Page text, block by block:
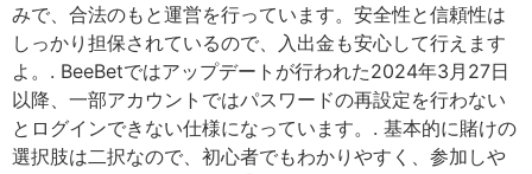
みで、合法のもと運営を行っています。安全性と信頼性は
しっかり担保されているので、入出金も安心して行えます
よ。. BeeBetではアップデートが行われた2024年3月27日
以降、一部アカウントではパスワードの再設定を行わない
とログインできない仕様になっています。. 基本的に賭けの
選択肢は二択なので、初心者でもわかりやすく、参加しや